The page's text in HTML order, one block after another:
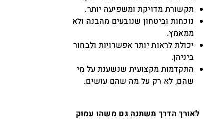
תקשורת מדויקת ומשפיעה יותר.
נוכחות וביטחון שנובעים מהבנה ולא
ממאמץ.
יכולת לראות יותר אפשרויות ולבחור
ביניהן.
התקדמות מקצועית שנשענת על מי
שהם, לא רק על מה שהם עושים.
לאורך הדרך משתנה גם משהו עמוק